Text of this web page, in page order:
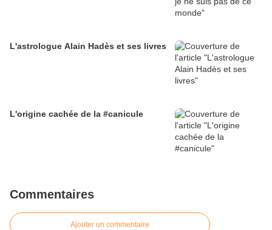
L'astrologue Alain Hadès et ses livres
L'origine cachée de la #canicule
Commentaires
Ajouter un commentaire